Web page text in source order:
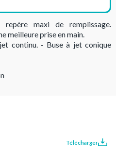
repère maxi de remplissage.
meilleure prise en main.
continu. - Buse à jet conique
Télécharger